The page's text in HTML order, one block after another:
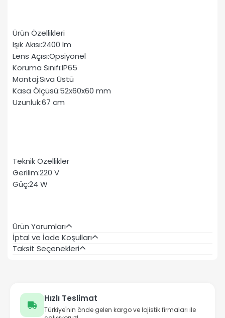
Ürün Özellikleri
Işık Akısı:2400 lm
Lens Açısı:Opsiyonel
Koruma Sınıfı:IP65
Montaj:Sıva Üstü
Kasa Ölçüsü:52x60x60 mm
Uzunluk:67 cm
Teknik Özellikler
Gerilim:220 V
Güç:24 W
Ürün Yorumları
İptal ve İade Koşulları
Taksit Seçenekleri
Hızlı Teslimat
Türkiye'nin önde gelen kargo ve lojistik firmaları ile